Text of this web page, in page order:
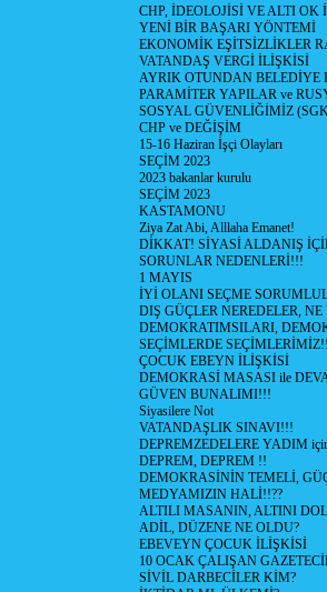
CHP, İDEOLOJİSİ VE ALTI OK
YENİ BİR BAŞARI YÖNTEMİ
EKONOMİK EŞİTSİZLİKLER
VATANDAŞ VERGİ İLİŞKİSİ
AYRIK OTUNDAN
PARAMİTER YAPILAR ve
SOSYAL GÜVENLİĞİMİZ
CHP ve DEĞİŞİM
15-16 Haziran İşçi Olayları
SEÇİM 2023
2023 bakanlar kurulu
SEÇİM 2023
KASTAMONU
Ziya Zat Abi, Alllaha Emanet!
DİKKAT! SİYASİ ALDANIŞ
SORUNLAR NEDENLERİ!!!
1 MAYIS
İYİ OLANI SEÇME
DIŞ GÜÇLER NEREDELER,
DEMOKRATIMSILARI,
SEÇİMLERDE
ÇOCUK EBEYN İLİŞKİSİ
DEMOKRASİ MASASI ile
GÜVEN BUNALIMI!!!
Siyasilere Not
VATANDAŞLIK SINAVI!!!
DEPREMZEDELERE YADIM
DEPREM, DEPREM !!
DEMOKRASİNİN TEMELİ,
MEDYAMIZIN HALİ!!??
ALTILI MASANIN, ALTINI
ADİL, DÜZENE NE OLDU?
EBEVEYN ÇOCUK İLİŞKİSİ
10 OCAK ÇALIŞAN
SİVİL DARBECİLER KİM?